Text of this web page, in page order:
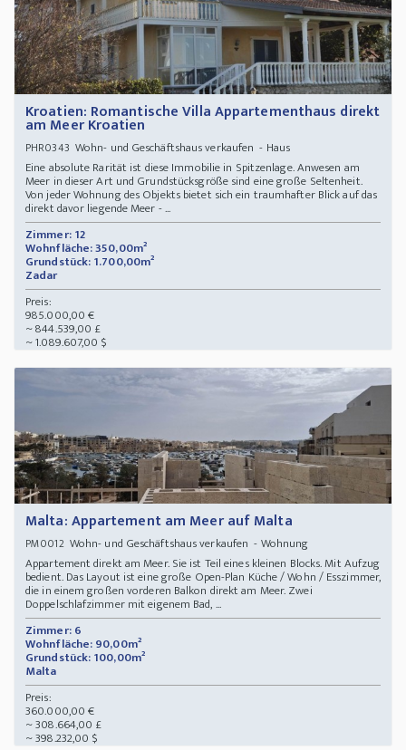
Kroatien: Romantische Villa Appartementhaus direkt
am Meer Kroatien
PHR0343 Wohn- und Geschäftshaus verkaufen - Haus
Eine absolute Rarität ist diese Immobilie in Spitzenlage. Anwesen am
Meer in dieser Art und Grundstücksgröße sind eine große Seltenheit.
Von jeder Wohnung des Objekts bietet sich ein traumhafter Blick auf das
direkt davor liegende Meer - ...
Zimmer: 12
Wohnfläche: 350,00m²
Grundstück: 1.700,00m²
Zadar
Preis:
985.000,00 €
~ 844.539,00 £
~ 1.089.607,00 $
Malta: Appartement am Meer auf Malta
PM0012Wohn- und Geschäftshaus verkaufen - Wohnung
Appartement direkt am Meer. Sie ist Teil eines kleinen Blocks. Mit Aufzug
bedient. Das Layout ist eine große Open-Plan Küche / Wohn / Esszimmer,
die in einem großen vorderen Balkon direkt am Meer. Zwei
Doppelschlafzimmer mit eigenem Bad, ...
Zimmer: 6
Wohnfläche: 90,00m²
Grundstück: 100,00m²
Malta
Preis:
360.000,00 €
~ 308.664,00 £
~ 398.232,00 $